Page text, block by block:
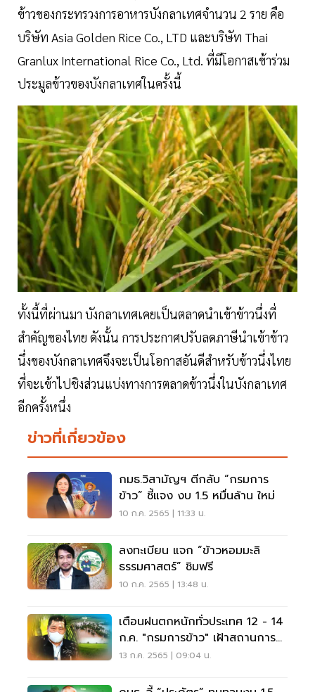
ข้าวของกระทรวงการอาหารบังกลาเทศจำนวน 2 ราย คือ
บริษัท Asia Golden Rice Co., LTD และบริษัท Thai
Granlux International Rice Co., Ltd. ที่มีโอกาสเข้าร่วม
ประมูลข้าวของบังกลาเทศในครั้งนี้
ทั้งนี้ที่ผ่านมา บังกลาเทศเคยเป็นตลาดนำเข้าข้าวนึ่งที่
สำคัญของไทย ดังนั้น การประกาศปรับลดภาษีนำเข้าข้าว
นึ่งของบังกลาเทศจึงจะเป็นโอกาสอันดีสำหรับข้าวนึ่งไทย
ที่จะเข้าไปชิงส่วนแบ่งทางการตลาดข้าวนึ่งในบังกลาเทศ
อีกครั้งหนึ่ง
ข่าวที่เกี่ยวข้อง
กมธ.วิสามัญฯ ตีกลับ “กรมการ
ข้าว” ชี้แจง งบ 1.5 หมื่นล้าน ใหม่
10 ก.ค. 2565 | 11:33 น.
ลงทะเบียน แจก “ข้าวหอมมะลิ
ธรรมศาสตร์” ชิมฟรี
10 ก.ค. 2565 | 13:48 น.
เตือนฝนตกหนักทั่วประเทศ 12 - 14
ก.ค. "กรมการข้าว" เฝ้าสถานการณ์
อย่างใกล้ชิด
13 ก.ค. 2565 | 09:04 น.